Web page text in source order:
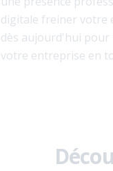
digitale freiner votre
dès aujourd'hui
votre entreprise en